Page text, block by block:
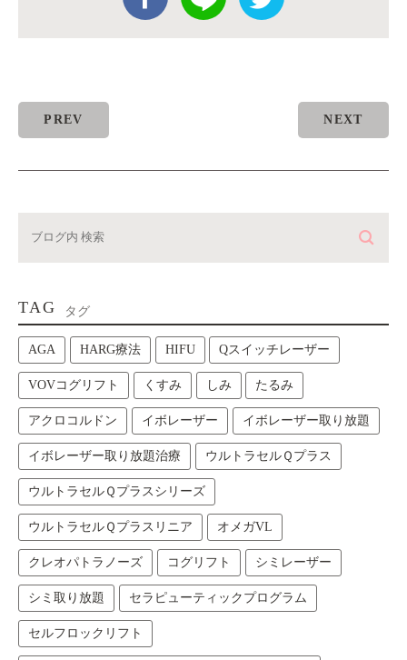
PREV NEXT
TAG タグ
AGA HARG療法 HIFU Qスイッチレーザー
VOVコグリフト くすみ しみ たるみ
アクロコルドン イボレーザー イボレーザー取り放題
イボレーザー取り放題治療 ウルトラセルＱプラス
ウルトラセルＱプラスシリーズ
ウルトラセルＱプラスリニア オメガVL
クレオパトラノーズ コグリフト シミレーザー
シミ取り放題 セラピューティックプログラム
セルフロックリフト